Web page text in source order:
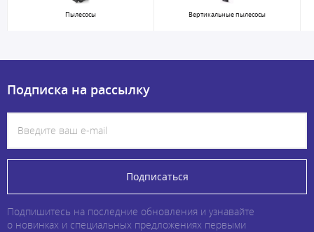
Пылесосы Вертикальные пылесосы
Подписка на рассылку
Подписаться
Подпишитесь на последние обновления и узнавайте
о новинках и специальных предложениях первыми